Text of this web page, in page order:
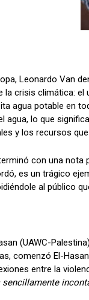
Leonardo Van
la crisis climática:
agua potable en
agua, lo que
y los recursos
con una
es un trágico
al público
(UAWC-
comenzó El-
entre la